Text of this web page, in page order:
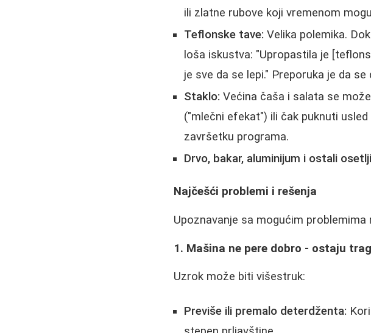
ili zlatne rubove koji vremenom
Teflonske tave: Velika polemika.
loša iskustva: "Upropastila je
je sve da se lepi." Preporuka je da
Staklo: Većina čaša i salata se
("mlečni efekat") ili čak puknuti
završetku programa.
Drvo, bakar, aluminijum i ostali
Najčešći problemi i rešenja
Upoznavanje sa mogućim
1. Mašina ne pere dobro - ostaju
Uzrok može biti višestruk:
Previše ili premalo deterdženta: